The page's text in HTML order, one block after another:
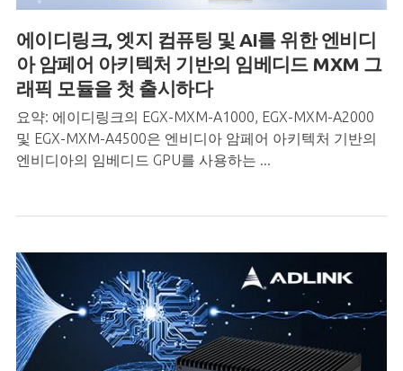
에이디링크, 엣지 컴퓨팅 및 AI를 위한 엔비디
아 암페어 아키텍처 기반의 임베디드 MXM 그
래픽 모듈을 첫 출시하다
요약: 에이디링크의 EGX-MXM-A1000, EGX-MXM-A2000
및 EGX-MXM-A4500은 엔비디아 암페어 아키텍처 기반의
엔비디아의 임베디드 GPU를 사용하는 ...